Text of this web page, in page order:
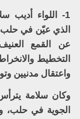
1- اللواء أديب
الذي عيّن في
عن القمع
التخطيط
واعتقال مدنيين
وكان سلامة
الجوية في حلب،